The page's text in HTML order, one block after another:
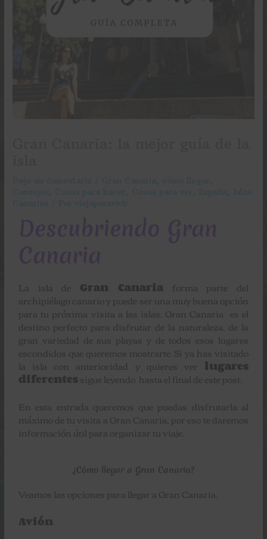
La isla de Gran Canariaforma parte del
archipiélago canario y puede ser una muy buena opción
para tu próxima visita a las islas. Gran Canaria es el
destino perfecto para disfrutar de la naturaleza, de la
gran variedad de sus playas y de todos esos lugares
escondidos que queremos mostrarte. Si ya has visitado
la isla con anterioridad y quieres ver lugares
diferentessigue leyendo hasta el final de este post.
En esta entrada queremos que puedas disfrutarla al
máximo de tu visita a Gran Canaria, por eso te daremos
información útil para organizar tu viaje.
¿Cómo llegar a Gran Canaria?
Veamos las opciones para llegar a Gran Canaria.
Avión